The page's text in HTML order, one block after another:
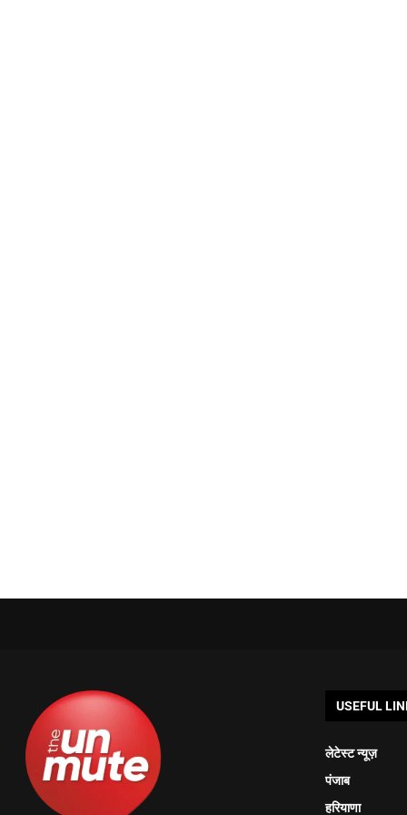
USEFUL
लेटेस्ट न्यूज़
पंजाब
हरियाणा